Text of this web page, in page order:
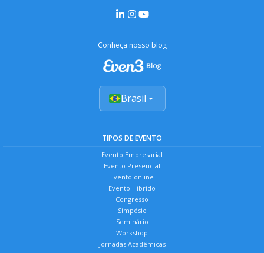
Conheça nosso blog
Brasil
TIPOS DE EVENTO
Evento Empresarial
Evento Presencial
Evento online
Evento Híbrido
Congresso
Simpósio
Seminário
Workshop
Jornadas Acadêmicas